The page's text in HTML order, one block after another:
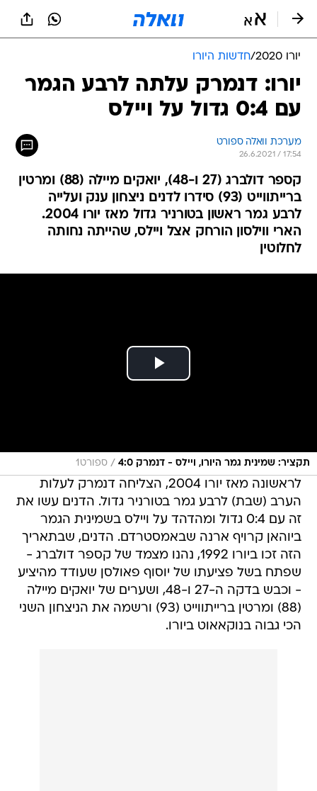
יורו 2020 /חדשות היורו
יורו: דנמרק עלתה לרבע הגמר
עם 0:4 גדול על ויילס
מערכת וואלה ספורט
26.6.2021 / 17:54
קספר דולברג (27 ו-48), יואקים מיילה (88) ומרטין
ברייתווייט (93) סידרו לדנים ניצחון ענק ועלייה
לרבע גמר ראשון בטורניר גדול מאז יורו 2004.
הארי ווילסון הורחק אצל ויילס, שהייתה נחותה
לחלוטין
תקציר: שמינית גמר היורו, ויילס - דנמרק 4:0 / ספורט1
לראשונה מאז יורו 2004, הצליחה דנמרק לעלות
הערב (שבת) לרבע גמר בטורניר גדול. הדנים עשו את
זה עם 0:4 גדול ומהדהד על ויילס בשמינית הגמר
ביוהאן קרויף ארנה שבאמסטרדם. הדנים, שבתאריך
הזה זכו ביורו 1992, נהנו מצמד של קספר דולברג -
שפתח בשל פציעתו של יוסוף פאולסן שעודד מהיציע
- וכבש בדקה ה-27 ו-48, ושערים של יואקים מיילה
(88) ומרטין ברייתווייט (93) ורשמה את הניצחון השני
הכי גבוה בנוקאאוט ביורו.